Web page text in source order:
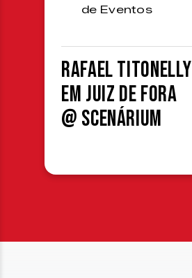
de Eventos
Rafael Titonelly
em Juiz de Fora
@ Scenárium